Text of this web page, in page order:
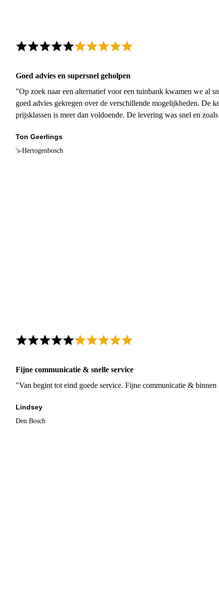
Goed advies en supersnel geholpen
"Op zoek naar een alternatief voor een tuinbank kwamen we al
goed advies gekregen over de verschillende mogelijkheden. De
prijsklassen is meer dan voldoende. De levering was snel en
Ton Geerlings
's-Hertogenbosch
Fijne communicatie & snelle service
"Van begint tot eind goede service. Fijne communicatie &
Lindsey
Den Bosch